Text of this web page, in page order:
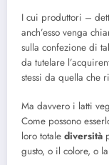
I cui produttori –
anch’esso venga
sulla confezione di
da tutelare
stessi da quella che
Ma davvero i latti
Come possono
loro totale diversità
gusto, o il colore, o